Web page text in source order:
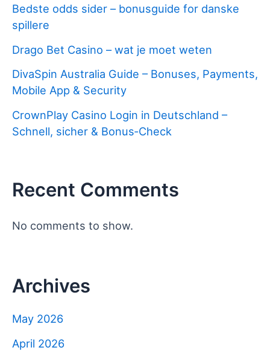
Bedste odds sider – bonusguide for danske
spillere
Drago Bet Casino – wat je moet weten
DivaSpin Australia Guide – Bonuses, Payments,
Mobile App & Security
CrownPlay Casino Login in Deutschland –
Schnell, sicher & Bonus‑Check
Recent Comments
No comments to show.
Archives
May 2026
April 2026